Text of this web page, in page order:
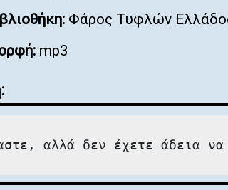
Φάρος Τυφλών
mp3
αλλά δεν έχετε άδεια